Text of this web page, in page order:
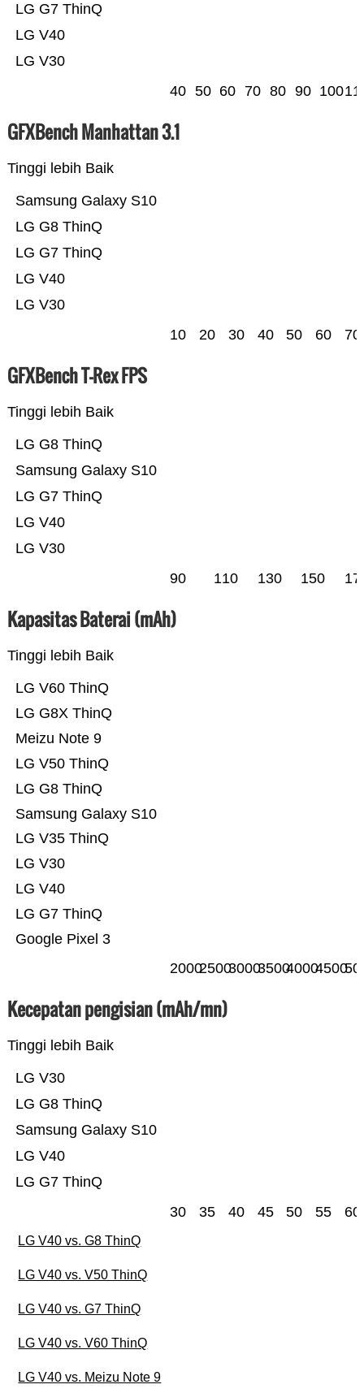
LG V30
LG V40
LG G7 ThinQ
40 50 60 70 80 90 100
GFXBench Manhattan 3.1
Tinggi lebih Baik
LG V30
LG V40
LG G7 ThinQ
LG G8 ThinQ
Samsung Galaxy S10
10 20 30 40 50 60 70
GFXBench T-Rex FPS
Tinggi lebih Baik
LG V30
LG V40
LG G7 ThinQ
Samsung Galaxy S10
LG G8 ThinQ
90 110 130 150
Kapasitas Baterai (mAh)
Tinggi lebih Baik
Google Pixel 3
LG G7 ThinQ
LG V40
LG V30
LG V35 ThinQ
Samsung Galaxy S10
LG G8 ThinQ
LG V50 ThinQ
Meizu Note 9
LG G8X ThinQ
LG V60 ThinQ
200025003000350040004500
Kecepatan pengisian (mAh/mn)
Tinggi lebih Baik
LG G7 ThinQ
LG V40
Samsung Galaxy S10
LG G8 ThinQ
LG V30
30 35 40 45 50 55 60
LG V40 vs. G8 ThinQ
LG V40 vs. V50 ThinQ
LG V40 vs. G7 ThinQ
LG V40 vs. V60 ThinQ
LG V40 vs. Meizu Note 9